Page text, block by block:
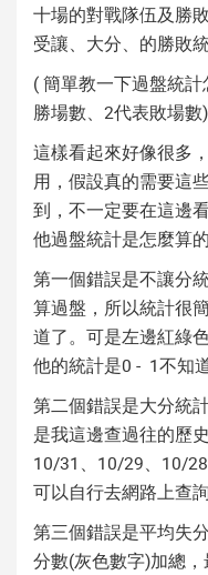
十場的對戰隊伍及勝
受讓、大分、的勝敗
( 簡單教一下過盤統
勝場數、2代表敗場數)
這樣看起來好像很多
用，假設真的需要這
到，不一定要在這邊
他過盤統計是怎麼算
第一個錯誤是不讓分
算過盤，所以統計很
道了。可是左邊紅綠
他的統計是0 - 1不知
第二個錯誤是大分統
是我這邊查過往的歷
10/31、10/29、10/
可以自行去網路上查詢
第三個錯誤是平均失
分數(灰色數字)加總，